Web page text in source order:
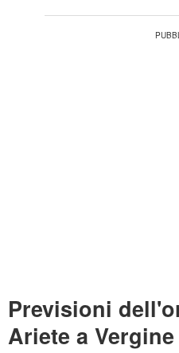
Previsioni
Ariete a Vergine